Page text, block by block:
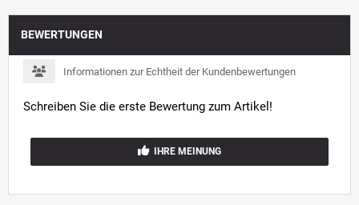
BEWERTUNGEN
Informationen zur Echtheit der Kundenbewertungen
Schreiben Sie die erste Bewertung zum Artikel!
IHRE MEINUNG